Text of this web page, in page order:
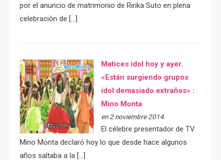
por el anuncio de matrimonio de Ririka Suto en plena
celebración de […]
Matices idol hoy y ayer.
«Están surgiendo grupos
idol demasiado extraños» :
Mino Monta
en 2 noviembre 2014
El célebre presentador de TV
Mino Monta declaró hoy lo que desde hace algunos
años saltaba a la […]